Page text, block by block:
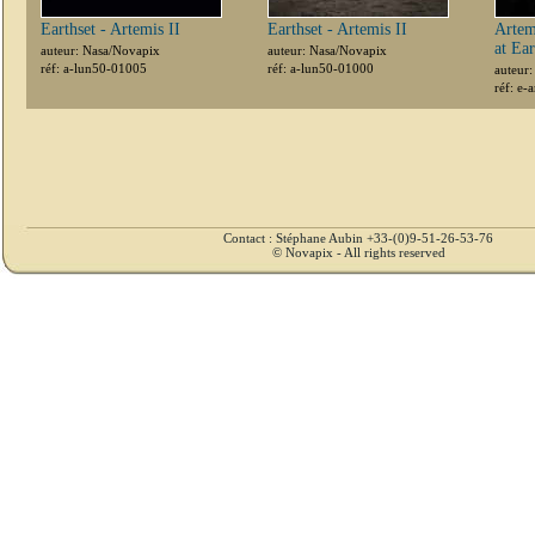
Earthset - Artemis II
auteur: Nasa/Novapix
réf: a-lun50-01005
Earthset - Artemis II
auteur: Nasa/Novapix
réf: a-lun50-01000
at
réf: e-
Contact : Stéphane Aubin +33-(0)9-51-26-53-76
© Novapix - All rights reserved